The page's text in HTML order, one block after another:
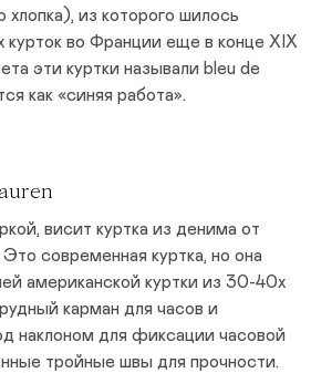
хлопка), из которого шилось
курток во Франции еще в конце XIX
эти куртки называли bleu de
как «синяя работа».
висит куртка из денима от
современная куртка, но она
американской куртки из 30-40х
карман для часов и
наклоном для фиксации часовой
тройные швы для прочности.